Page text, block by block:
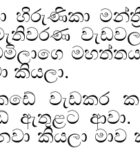
හිරුණිකා
කියලා.
වැඩකර
ඇතුළට
කියලා